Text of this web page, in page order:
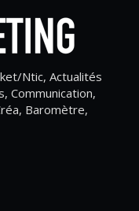
Ntic, Actualités
Communication,
Baromètre,